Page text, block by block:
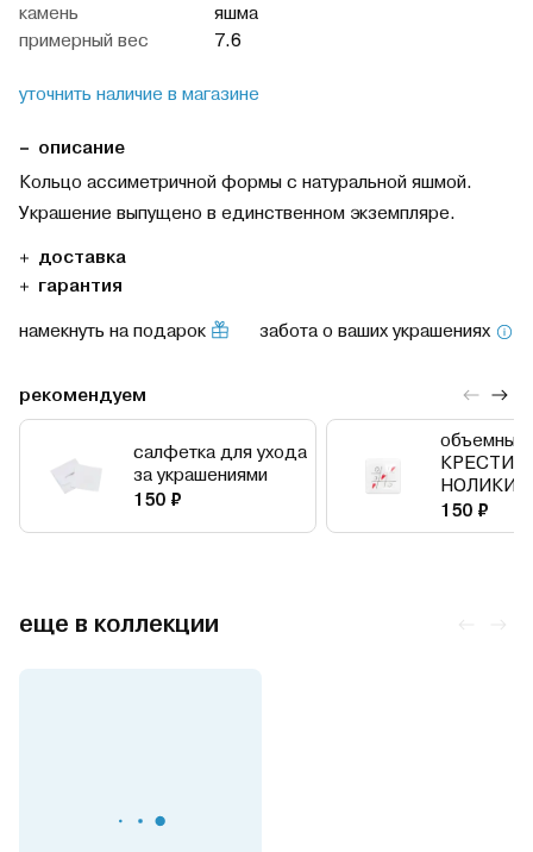
камень
яшма
примерный вес
7.6
уточнить наличие в магазине
описание
Кольцо асcиметричной формы с натуральной яшмой.
Украшение выпущено в единственном экземпляре.
доставка
гарантия
намекнуть на подарок
забота о ваших украшениях
рекомендуем
салфетка для ухода
за украшениями
150 ₽
объемный
НОЛИКИ
150 ₽
еще в коллекции